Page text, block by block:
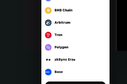
Português (Portugal)
Bahasa Indonesia
Português (Brasil)